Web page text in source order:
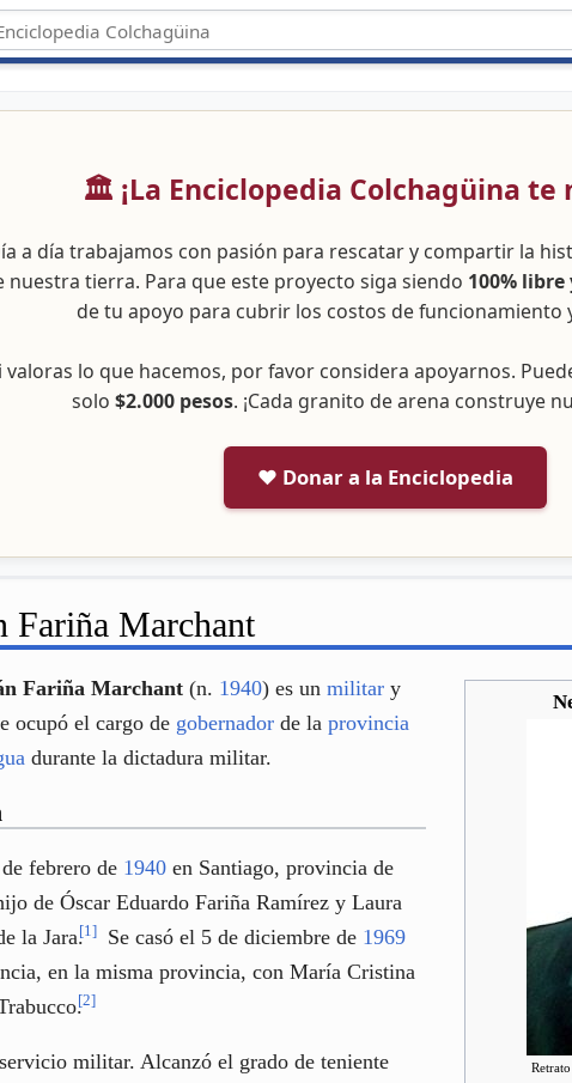
🏛️ ¡La Enciclopedia Colchagüina te
a día trabajamos con pasión para rescatar y compartir la
nuestra tierra. Para que este proyecto siga siendo 100%
de tu apoyo para cubrir los costos de funcionamiento
valoras lo que hacemos, por favor considera apoyarnos.
solo $2.000 pesos. ¡Cada granito de arena construye
❤️ Donar a la Enciclopedia
Fariña Marchant
Fariña Marchant (n. 1940) es unmilitar y
ocupó el cargo de gobernador de laprovincia
durante la dictadura militar.
febrero de 1940 en Santiago, provincia de
de Óscar Eduardo Fariña Ramírez y Laura
la Jara.[1] Se casó el 5 de diciembre de 1969
en la misma provincia, con María Cristina
[2]
militar. Alcanzó el grado de teniente